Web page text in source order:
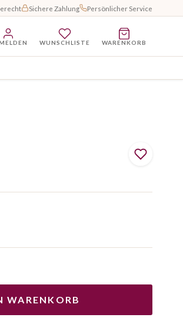
Sichere Zahlung Persönlicher Service
WUNSCHLISTE WARENKORB
WARENKORB